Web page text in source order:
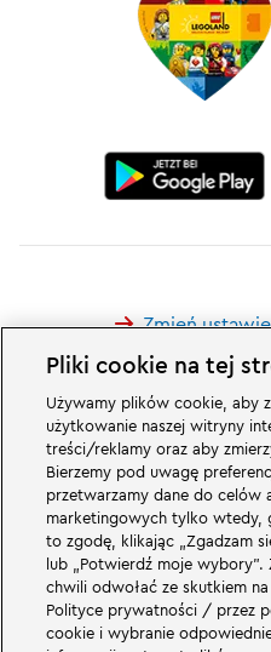
Wspaniałe rzeczy czekają na Was w
Niemczech i jego światach
mnóstwo zabawy z LEGO®
rodzin z dziećmi w wieku od 2 do 12
pobliżu Günzburga w Bawarii.
największych parków rozrywki w
popularnych parków rozrywki w
wyjątkowe wrażenia dla dzieci i
LEGOLAND Resort oprócz parku
wakacyjna z różnymi opcjami
Zmień
Pliki cookie na tej
Używamy plików cookie, aby
użytkowanie naszej witryny
treści/reklamy oraz aby
Bierzemy pod uwagę
przetwarzamy dane do celów
marketingowych tylko wtedy,
to zgodę, klikając „Zgadzam
lub „Potwierdź moje
chwili odwołać ze skutkiem
Polityce prywatności / przez
cookie i wybranie